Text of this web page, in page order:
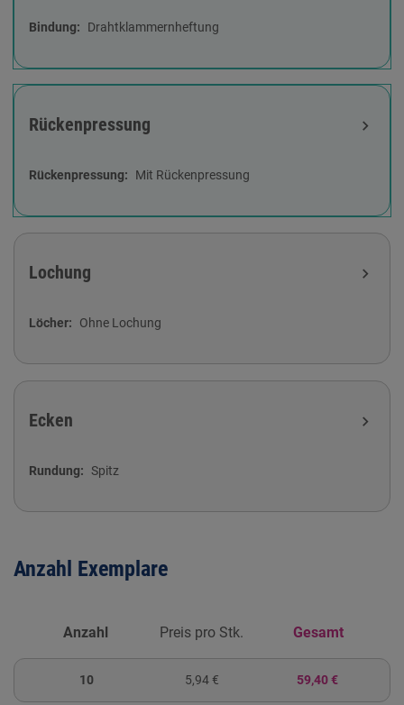
Bindung Drahtklammernheftung
Rückenpressung
Rückenpressung Mit Rückenpressung
expand_more
Lochung
Löcher Ohne Lochung
expand_more
Ecken
Rundung Spitz
expand_more
Anzahl Exemplare
Anzahl Preis pro Stk. Gesamt
10 5,94 € 59,40 €